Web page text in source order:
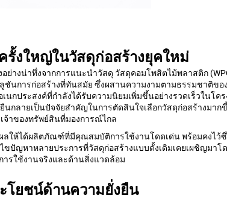
รั้งใหญ่ในวัสดุก่อสร้างยุคใหม่
ย่างน่าทึ่งจากการแนะนำวัสดุ วัสดุคอมโพสิตไม้พลาสติก
ชันการก่อสร้างที่ทันสมัย ซึ่งผสานความงามตามธรรมชาติขอ
กประสงค์ที่กำลังได้รับความนิยมเพิ่มขึ้นอย่างรวดเร็วในโคร
กลายเป็นปัจจัยสำคัญในการตัดสินใจเลือกวัสดุก่อสร้างมาก
จ้าของทรัพย์สินที่มองการณ์ไกล
ลให้ได้ผลิตภัณฑ์ที่มีคุณสมบัติการใช้งานโดดเด่น พร้อมคงไว้
ปัญหาหลายประการที่วัสดุก่อสร้างแบบดั้งเดิมเคยเผชิญมาโ
รใช้งานจริงและด้านสิ่งแวดล้อม
โยชน์ด้านความยั่งยืน